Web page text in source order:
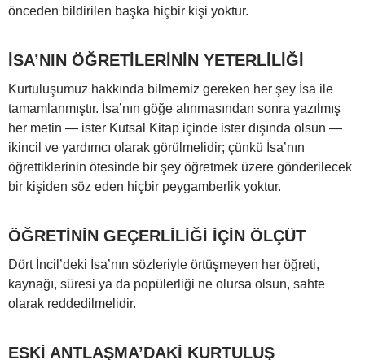
önceden bildirilen başka hiçbir kişi yoktur.
İSA’NIN ÖĞRETİLERİNİN YETERLİLİĞİ
Kurtuluşumuz hakkında bilmemiz gereken her şey İsa ile
tamamlanmıştır. İsa’nın göğe alınmasından sonra yazılmış
her metin — ister Kutsal Kitap içinde ister dışında olsun —
ikincil ve yardımcı olarak görülmelidir; çünkü İsa’nın
öğrettiklerinin ötesinde bir şey öğretmek üzere gönderilecek
bir kişiden söz eden hiçbir peygamberlik yoktur.
ÖĞRETİNİN GEÇERLİLİĞİ İÇİN ÖLÇÜT
Dört İncil’deki İsa’nın sözleriyle örtüşmeyen her öğreti,
kaynağı, süresi ya da popülerliği ne olursa olsun, sahte
olarak reddedilmelidir.
ESKİ ANTLAŞMA’DAKİ KURTULUŞ